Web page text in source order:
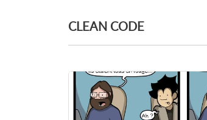
CLEAN CODE